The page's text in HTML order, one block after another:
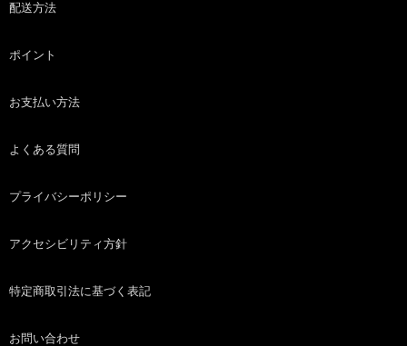
配送方法
ポイント
お支払い方法
よくある質問
プライバシーポリシー
アクセシビリティ方針
特定商取引法に基づく表記
お問い合わせ